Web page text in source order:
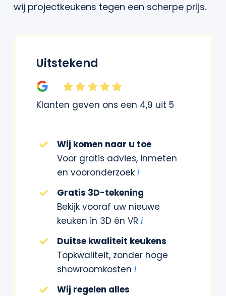
wij projectkeukens tegen een scherpe prijs.
Uitstekend
Klanten geven ons een 4,9 uit 5
Wij komen naar u toe
Voor gratis advies, inmeten
en vooronderzoek i
Gratis 3D-tekening
Bekijk vooraf uw nieuwe
keuken in 3D én VR i
Duitse kwaliteit keukens
Topkwaliteit, zonder hoge
showroomkosten i
Wij regelen alles